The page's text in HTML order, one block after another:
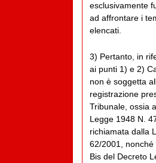
esclusivamente
ad affrontare i
elencati.
3) Pertanto, in
ai punti 1) e 2)
non è soggetta
registrazione
Tribunale, ossia
Legge 1948 N.
richiamata dalla
62/2001, nonché
Bis del Decreto